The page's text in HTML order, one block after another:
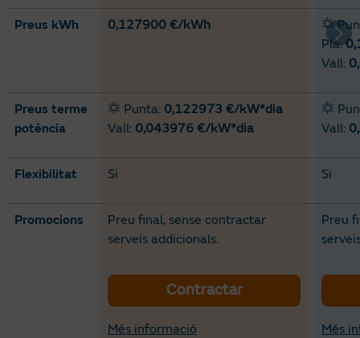
Preus kWh 0,127900 €/kWh
Pla:
Vall:
Preus terme
potència
Punta: 0,122973 €/kW*dia
Vall: 0,043976 €/kW*dia
Vall:
Flexibilitat Si Si
Promocions
Preu final, sense contractar
serveis addicionals.
Preu
Contractar
Més informació Més